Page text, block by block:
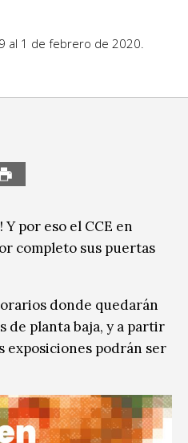
al 1 de febrero de 2020.
por eso el CCE en
completo sus puertas
donde quedarán
de planta baja, y a partir
exposiciones podrán ser